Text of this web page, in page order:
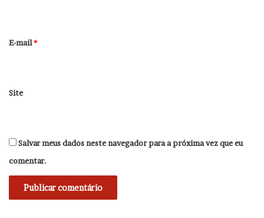
*
E-mail*
Site
Salvar meus dados neste navegador para a próxima vez que eu
comentar.